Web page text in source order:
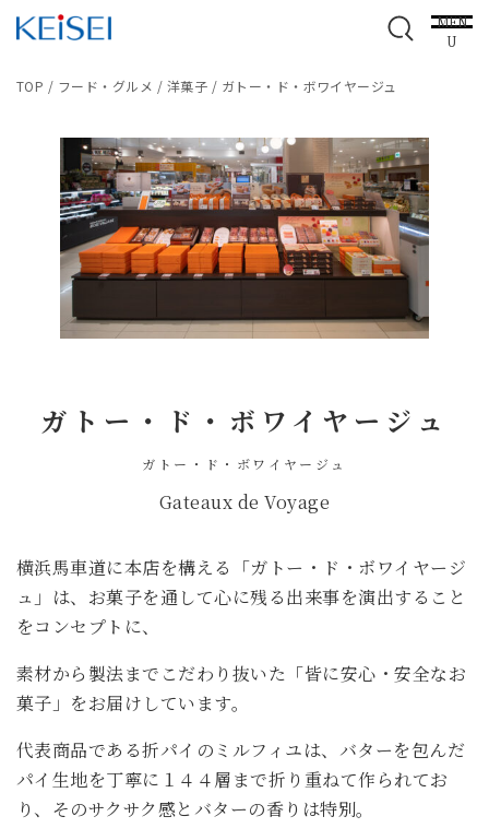
MEN
U
TOP / フード・グルメ / 洋菓子 / ガトー・ド・ボワイヤージュ
ガトー・ド・ボワイヤージュ
ガトー・ド・ボワイヤージュ
Gateaux de Voyage
横浜馬車道に本店を構える「ガトー・ド・ボワイヤージ
ュ」は、お菓子を通して心に残る出来事を演出すること
をコンセプトに、
素材から製法までこだわり抜いた「皆に安心・安全なお
菓子」をお届けしています。
代表商品である折パイのミルフィユは、バターを包んだ
パイ生地を丁寧に１４４層まで折り重ねて作られてお
り、そのサクサク感とバターの香りは特別。